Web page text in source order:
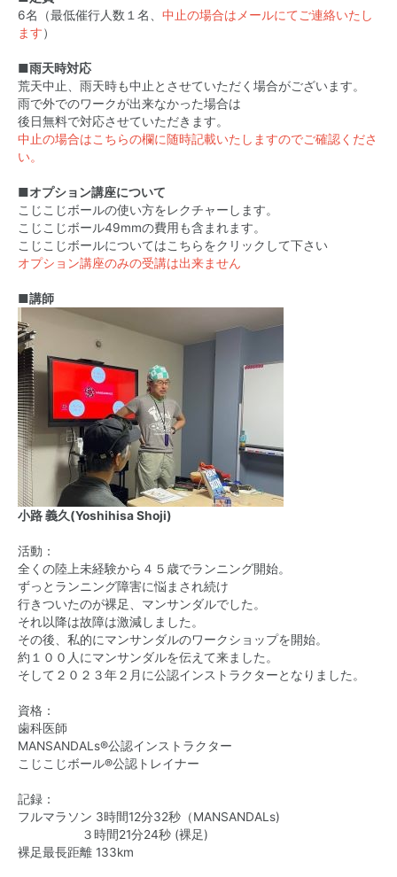
6名（最低催行人数１名、 中止の場合はメールにてご連絡いたし
ます）
■雨天時対応
荒天中止、雨天時も中止とさせていただく場合がございます。
雨で外でのワークが出来なかった場合は
後日無料で対応させていただきます。
中止の場合はこちらの欄に随時記載いたしますのでご確認くださ
い。
■オプション講座について
こじこじボールの使い方をレクチャーします。
こじこじボール49mmの費用も含まれます。
こじこじボールについてはこちらをクリックして下さい
オプション講座のみの受講は出来ません
■講師
小路 義久(Yoshihisa Shoji)
活動：
全くの陸上未経験から４５歳でランニング開始。
ずっとランニング障害に悩まされ続け
行きついたのが裸足、マンサンダルでした。
それ以降は故障は激減しました。
その後、私的にマンサンダルのワークショップを開始。
約１００人にマンサンダルを伝えて来ました。
そして２０２３年２月に公認インストラクターとなりました。
資格：
歯科医師
MANSANDALs®公認インストラクター
こじこじボール®公認トレイナー
記録：
フルマラソン 3時間12分32秒（MANSANDALs)
３時間21分24秒 (裸足)
裸足最長距離 133km